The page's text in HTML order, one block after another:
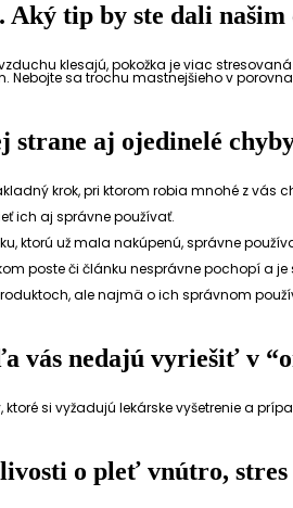
Aký tip by ste dali
klesajú, pokožka je viac
sa trochu mastnejšieho v
strane aj ojedinelé
krok, pri ktorom robia mnohé z vás
ich aj správne používať.
ktorú už mala nakúpenú, správne
poste či článku nesprávne pochopí a
ale najmä o ich správnom
vás nedajú vyriešiť v
si vyžadujú lekárske vyšetrenie a
o pleť vnútro,